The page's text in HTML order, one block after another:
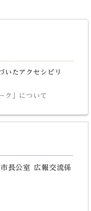
いたアクセシビリ
ク」について
長公室 広報交流係